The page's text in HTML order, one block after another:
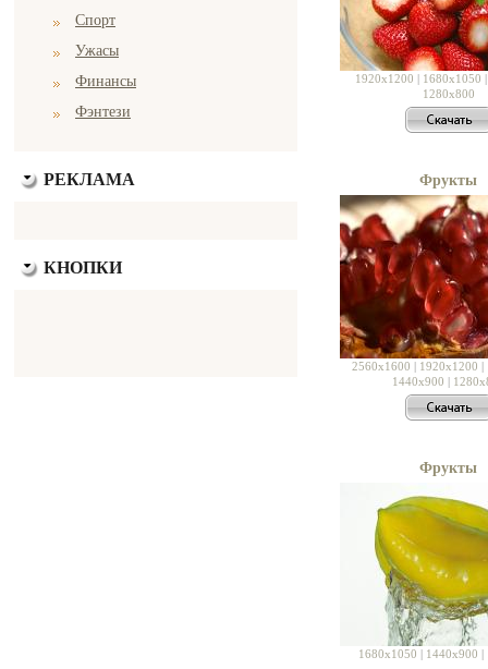
Спорт
Ужасы
Финансы
Фэнтези
РЕКЛАМА
КНОПКИ
1920x1200 | 1680x1050
1280x800
Фрукты
2560x1600 | 1920x1200 |
1440x900 |
Фрукты
1680x1050 | 1440x900 |